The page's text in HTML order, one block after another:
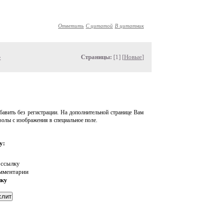
Ответить С цитатой В цитатник
Страницы: [1] [Новые]
без регистрации. На дополнительной странице Вам
с изображения в специальное поле.